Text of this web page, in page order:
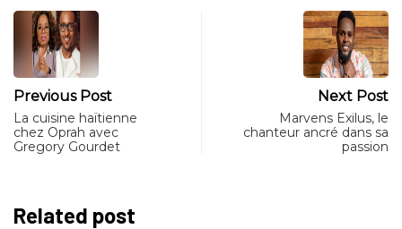
Previous Post
La cuisine haïtienne
chez Oprah avec
Gregory Gourdet
Next Post
Marvens Exilus, le
chanteur ancré dans sa
passion
Related post